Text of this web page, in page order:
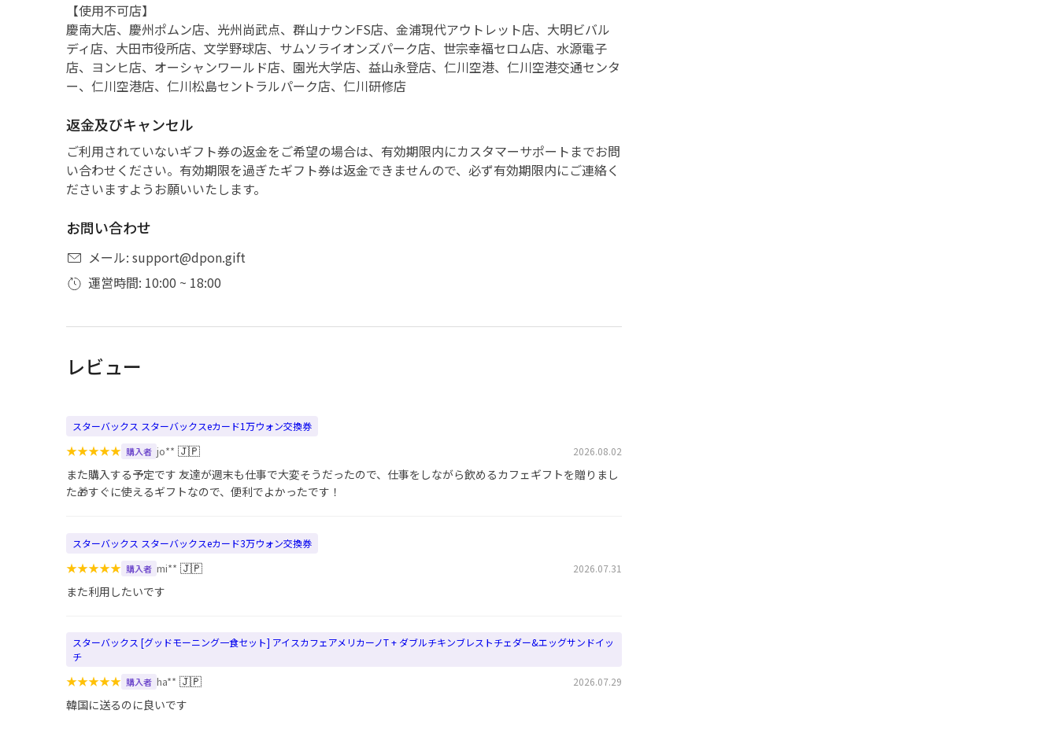
【使用不可店】
慶南大店、慶州ポムン店、光州尚武点、群山ナウンFS店、金浦現代アウトレット店、大明ビバル
ディ店、大田市役所店、文学野球店、サムソライオンズパーク店、世宗幸福セロム店、水源電子
店、ヨンヒ店、オーシャンワールド店、園光大学店、益山永登店、仁川空港、仁川空港交通センタ
ー、仁川空港店、仁川松島セントラルパーク店、仁川研修店
返金及びキャンセル
ご利用されていないギフト券の返金をご希望の場合は、有効期限内にカスタマーサポートまでお問
い合わせください。有効期限を過ぎたギフト券は返金できませんので、必ず有効期限内にご連絡く
ださいますようお願いいたします。
お問い合わせ
メール: support@dpon.gift
運営時間: 10:00 ~ 18:00
レビュー
スターバックス スターバックスeカード1万ウォン交換券
★★★★★ 購入者 jo** 🇯🇵 2026.08.02
また購入する予定です 友達が週末も仕事で大変そうだったので、仕事をしながら飲めるカフェギフトを贈りまし
た🎁すぐに使えるギフトなので、便利でよかったです！
スターバックス スターバックスeカード3万ウォン交換券
★★★★★ 購入者 mi** 🇯🇵 2026.07.31
また利用したいです
スターバックス [グッドモーニング一食セット] アイスカフェアメリカーノT + ダブルチキンブレストチェダー&エッグサンドイッ
チ
★★★★★ 購入者 ha** 🇯🇵 2026.07.29
韓国に送るのに良いです